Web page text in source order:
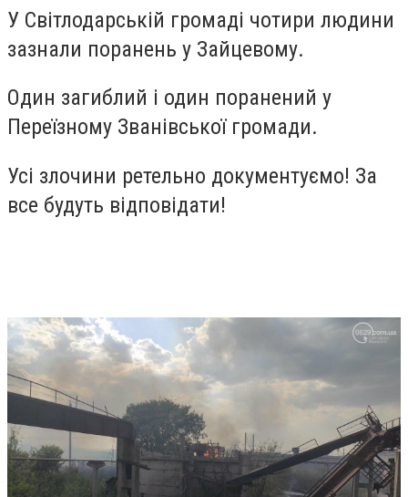
У Світлодарській громаді чотири людини
зазнали поранень у Зайцевому.
Один загиблий і один поранений у
Переїзному Званівської громади.
Усі злочини ретельно документуємо! За
все будуть відповідати!